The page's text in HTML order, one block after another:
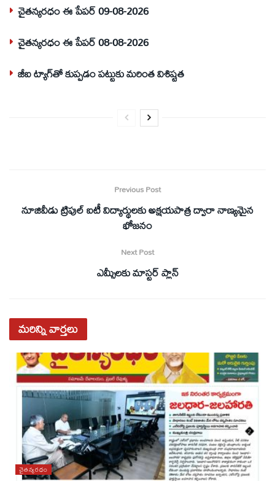
చైతన్యరధం ఈ పేపర్ 09-08-2026
చైతన్యరధం ఈ పేపర్ 08-08-2026
జీఐ ట్యాగ్‌తో కుప్పడం పట్టుకు మరింత విశిష్టత
Previous Post
నూజివీడు ట్రిపుల్ ఐటీ విద్యార్థులకు అక్షయపాత్ర ద్వారా నాణ్యమైన
భోజనం
Next Post
ఎమ్సీలకు మాస్టర్ ప్లాన్
మరిన్నివార్తలు
చైతన్యరధం